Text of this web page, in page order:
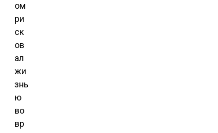
ом
ри
ск
ов
ал
жи
знь
ю
во
вр